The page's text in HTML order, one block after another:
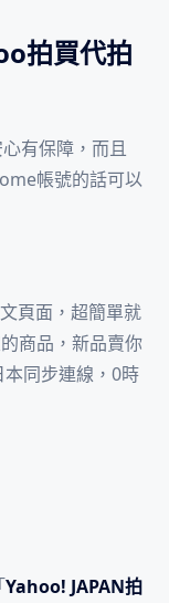
拍買代拍
心有保障，而且
帳號的話可以
頁面，超簡單就
商品，新品賣你
同步連線，0時
Yahoo! JAPAN拍